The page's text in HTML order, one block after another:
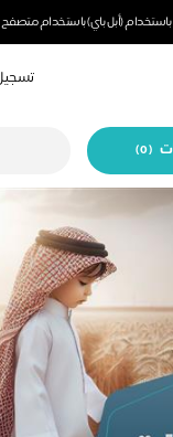
(أبل باي) باستخدام متصفح
تسجيل
)